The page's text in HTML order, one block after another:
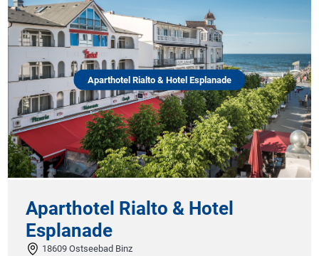
Aparthotel Rialto & Hotel Esplanade
Rialto & Hotel
Ostseebad Binz